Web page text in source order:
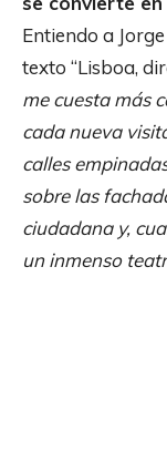
Entiendo a
texto “Lisboa,
me cuesta más
cada nueva
calles
sobre las
ciudadana y,
un inmenso